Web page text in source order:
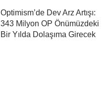
Optimism’de Dev Arz Artışı:
343 Milyon OP Önümüzdeki
Bir Yılda Dolaşıma Girecek